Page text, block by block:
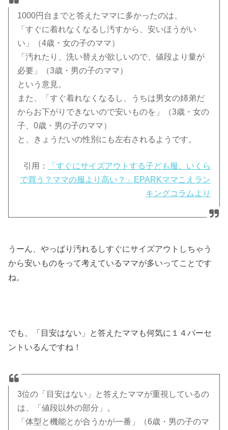
1000円台までと答えたママに多かったのは、
「すぐに着れなくなるし汚すから、安いほうがい
い」（4歳・女の子のママ）
「汚れたり、洗い替えが欲しいので、値段より量が
必要」（3歳・男の子のママ）
という意見。
また、「すぐ着れなくなるし、うちは男女の姉弟だ
からお下がりできないので安いものを」（3歳・女の
子、0歳・男の子のママ）
と、きょうだいの性別にも左右されるようです。
引用：
「すぐにサイズアウトする子ども服、いくら
で買う？ママの服より高い？」EPARKママこえラン
キングコラムより
うーん、やっぱり汚れるしすぐにサイズアウトしちゃう
から安いものをって考えているママが多いってことです
ね。
でも、「目安はない」と答えたママも何気に１４パーセ
ントいるんですね！
3位の「目安はない」と答えたママが重視しているの
は、「値段以外の部分」。
「体型と機能とが合うかが一番」（6歳・男の子のマ